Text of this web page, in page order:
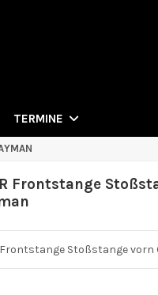
TERMINE
Frontstange
Frontstange Stoßstange